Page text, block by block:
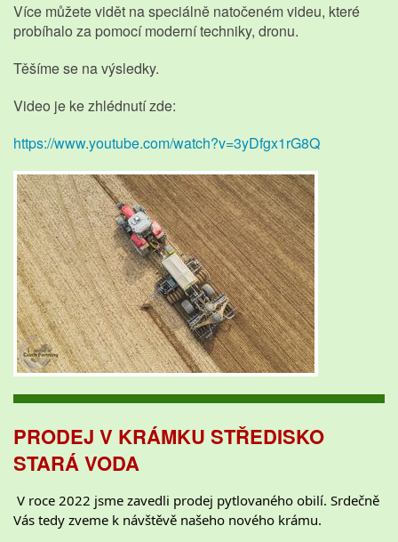
Více můžete vidět na speciálně natočeném videu, které
probíhalo za pomocí moderní techniky, dronu.
Těšíme se na výsledky.
Video je ke zhlédnutí zde:
https://www.youtube.com/watch?v=3yDfgx1rG8Q
PRODEJ V KRÁMKU STŘEDISKO
STARÁ VODA
V roce 2022 jsme zavedli prodej pytlovaného obilí. Srdečně
Vás tedy zveme k návštěvě našeho nového krámu.